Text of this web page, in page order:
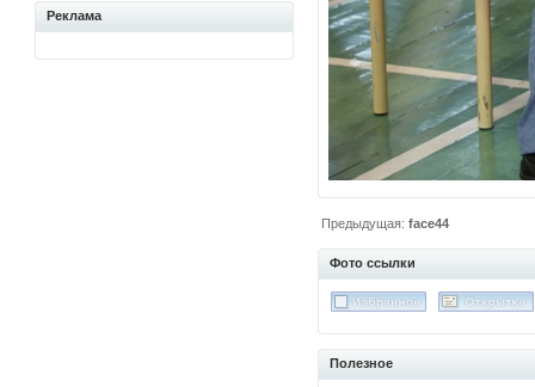
Реклама
Предыдущая:face44
Фото ссылки
Полезное